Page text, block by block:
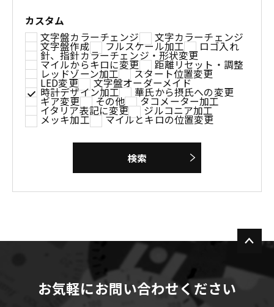
カスタム
文字盤カラーチェンジ
文字カラーチェンジ
文字盤作成 フルスケール加工 ロゴ入れ
針、指針カラーチェンジ・形状変更
マイルからキロに変更 距離リセット・調整
レッドゾーン加工 スタート位置変更
LED変更 文字盤オーダーメイド
時計デザイン加工 華氏から摂氏への変更
ギア変更 その他 タコメーター加工
イタリア表記に変更 ジルコニア加工
メッキ加工 マイルとキロの位置変更
検索
お気軽にお問い合わせください